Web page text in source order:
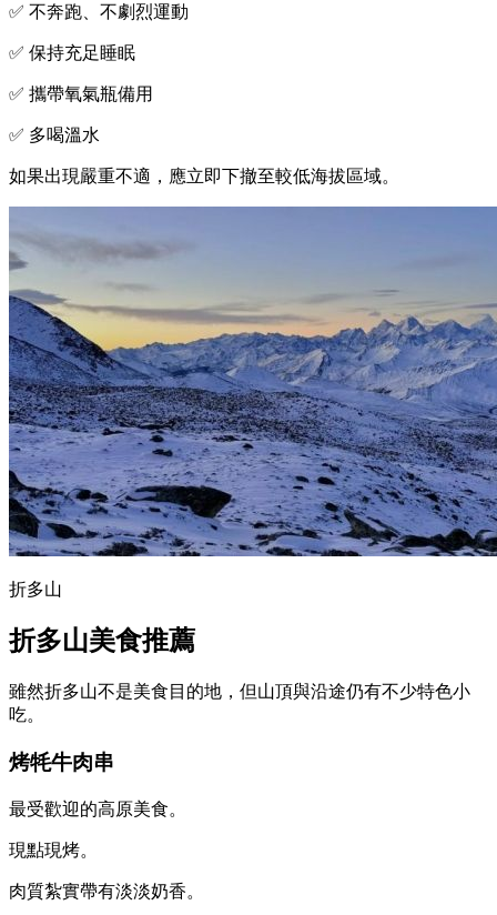
✅ 不奔跑、不劇烈運動
✅ 保持充足睡眠
✅ 攜帶氧氣瓶備用
✅ 多喝溫水
如果出現嚴重不適，應立即下撤至較低海拔區域。
折多山
折多山美食推薦
雖然折多山不是美食目的地，但山頂與沿途仍有不少特色小
吃。
烤牦牛肉串
最受歡迎的高原美食。
現點現烤。
肉質紮實帶有淡淡奶香。